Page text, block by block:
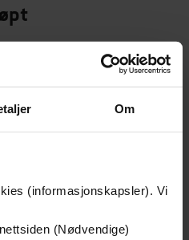
Om
(informasjonskapsler). Vi
(Nødvendige)
Premium
Første gang på tilbud